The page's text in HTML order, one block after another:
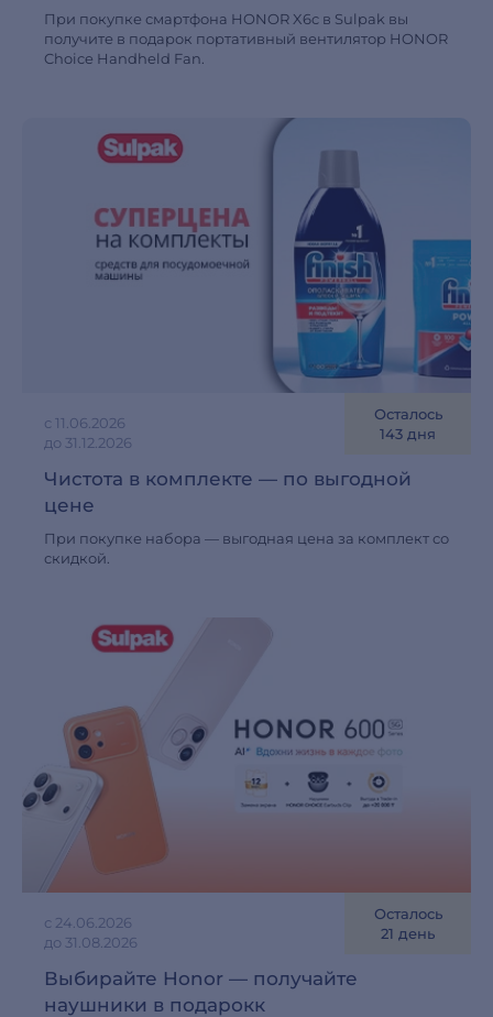
При покупке смартфона HONOR X6c в Sulpak вы
получите в подарок портативный вентилятор HONOR
Choice Handheld Fan.
с 11.06.2026
до 31.12.2026
Осталось
143 дня
Чистота в комплекте — по выгодной
цене
При покупке набора — выгодная цена за комплект со
скидкой.
с 24.06.2026
до 31.08.2026
Осталось
21 день
Выбирайте Honor — получайте
наушники в подарокк